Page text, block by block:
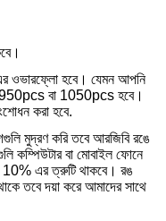
ওভারফ্লো হবে। যেমন আপনি
950pcs বা 1050pcs হবে।
করা হবে.
মুদ্রণ করি তবে আরজিবি রঙে
কম্পিউটার বা মোবাইল ফোনে
10% এর ত্রুটি থাকবে। রঙ
তবে দয়া করে আমাদের সাথে